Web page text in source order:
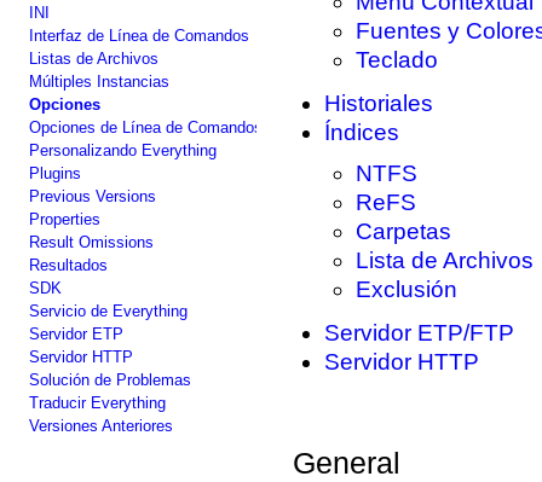
INI
Interfaz de Línea de Comandos
Listas de Archivos
Múltiples Instancias
Opciones
Opciones de Línea de Comandos
Personalizando Everything
Plugins
Previous Versions
Properties
Result Omissions
Resultados
SDK
Servicio de Everything
Servidor ETP
Servidor HTTP
Solución de Problemas
Traducir Everything
Versiones Anteriores
Fuentes y
Teclado
Historiales
Índices
NTFS
ReFS
Carpetas
Lista de Archivos
Exclusión
Servidor ETP/FTP
Servidor HTTP
General